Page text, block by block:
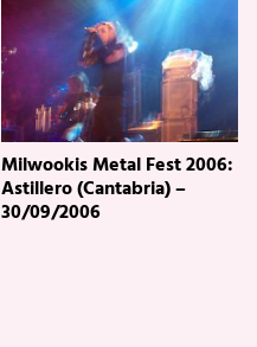
Milwookis Metal Fest 2006:
Astillero (Cantabria) –
30/09/2006